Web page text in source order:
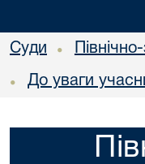
Суди •
• До уваги